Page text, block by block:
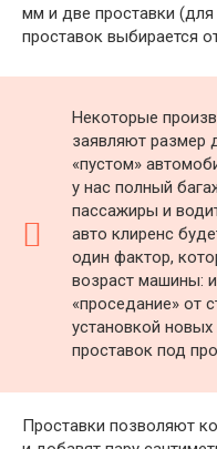
мм и две проставки
проставок выбирается
Некоторые
заявляют размер
«пустом»
у нас полный
пассажиры и
авто клиренс
один фактор,
возраст машины:
«проседание» от
установкой
проставок под
Проставки позволяют